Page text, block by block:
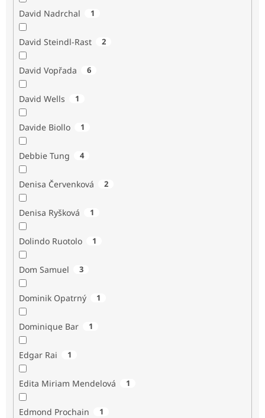
David Nadrchal 1
David Steindl-Rast 2
David Vopřada 6
David Wells 1
Davide Biollo 1
Debbie Tung 4
Denisa Červenková 2
Denisa Ryšková 1
Dolindo Ruotolo 1
Dom Samuel 3
Dominik Opatrný 1
Dominique Bar 1
Edgar Rai 1
Edita Miriam Mendelová 1
Edmond Prochain 1